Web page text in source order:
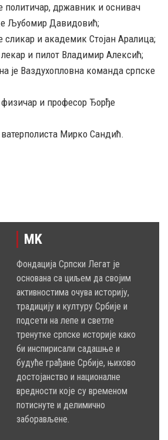
политичар, државник и оснивач
Љубомир Давидовић;
сликар и академик Стојан Аралица;
лекар и пилот Владимир Алексић;
је Ваздухопловна команда српске
физичар и професор Ђорђе
Мирко Сандић.
MK
Фондација Српски Легат је
основана са циљем да својим
активностима очува историју,
традицију и културу Србије и
подсети на лепе и светле
тренутке српске историје како
би инспирисали садашње и
будуће грађане Србије, њихово
достојанство и националне
вредности које су временом
потиснуте и делимично
заборављене.